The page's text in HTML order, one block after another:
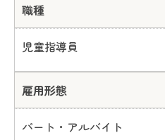
職種
児童指導員
雇用形態
パート・アルバイト